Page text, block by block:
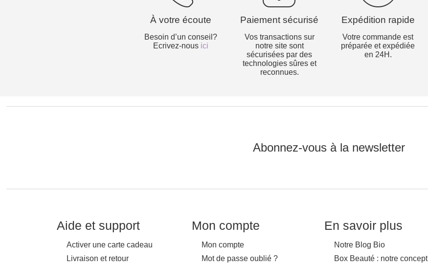
À votre écoute
Besoin d’un conseil?
Ecrivez-nous ici
Paiement sécurisé
Vos transactions sur
notre site sont
sécurisées par des
technologies sûres et
reconnues.
Expédition rapide
Votre commande est
préparée et expédiée
en 24H.
Abonnez-vous à la newsletter
Aide et support
Activer une carte cadeau
Livraison et retour
Mon compte
Mon compte
Mot de passe oublié ?
En savoir plus
Notre Blog Bio
Box Beauté : notre concept